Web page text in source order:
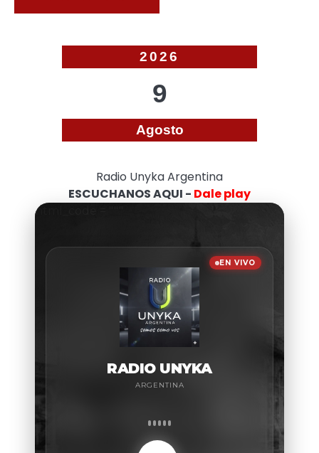
2026
9
Agosto
Radio Unyka Argentina
ESCUCHANOS AQUI - Dale play